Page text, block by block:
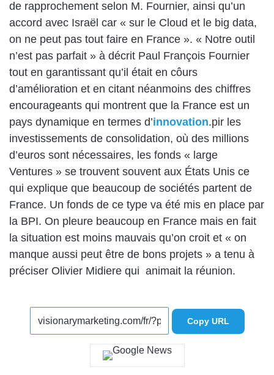
de rapprochement selon M. Fournier, ainsi qu’un
accord avec Israël car « sur le Cloud et le big data,
on ne peut pas tout faire en France ». « Notre outil
n’est pas parfait » à décrit Paul François Fournier
tout en garantissant qu’il était en côurs
d’amélioration et en citant néanmoins des chiffres
encourageants qui montrent que la France est un
pays dynamique en termes d’innovation.pir les
investissements de consolidation, où des millions
d’euros sont nécessaires, les fonds « large
Ventures » se trouvent souvent aux États Unis ce
qui explique que beaucoup de sociétés partent de
France. Un fonds de ce type va été mis en place par
la BPI. On pleure beaucoup en France mais en fait
la situation est moins mauvais qu’on croit et « on
manque aussi peut être de bons projets » a tenu à
préciser Olivier Midiere qui animait la réunion.
Copy URL